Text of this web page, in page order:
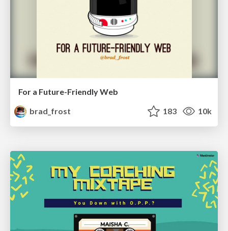
For a Future-Friendly Web
brad_frost
183 10k